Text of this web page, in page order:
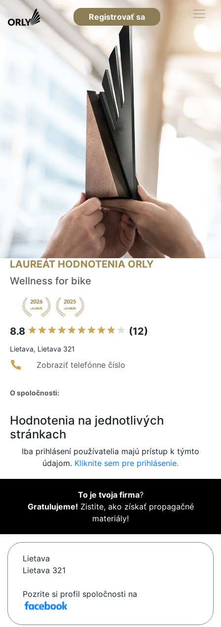
Registrovať sa
LAUREÁT HODNOTENIA ORLY
Wellness for bike
8.8 (12)
Lietava, Lietava 321
Zobraziť telefónne číslo
O spoločnosti:
Hodnotenia na jednotlivých
stránkach
Iba prihlásení používatelia majú prístup k týmto
údajom. Kliknite sem pre prihlásenie.
To je tvoja firma?
Gratulujeme! Zistite, ako získať propagačné
materiály!
Lietava
Lietava 321
Pozrite si profil spoločnosti na